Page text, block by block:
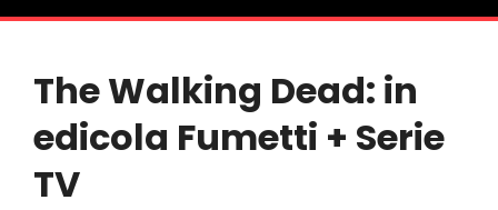
The Walking Dead: in
edicola Fumetti + Serie
TV